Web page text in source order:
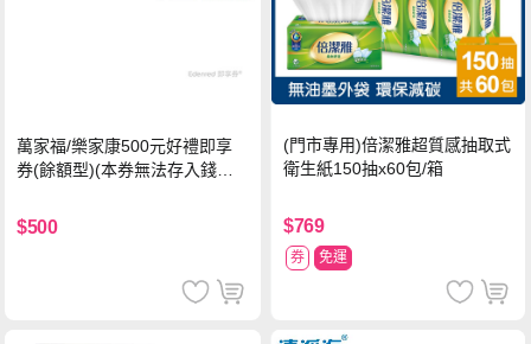
萬家福/樂家康500元好禮即享
券(餘額型)(本券無法存入錢包
$500
(門市專用)倍潔雅超質感抽取式
衛生紙150抽x60包/箱
$769
券 免運